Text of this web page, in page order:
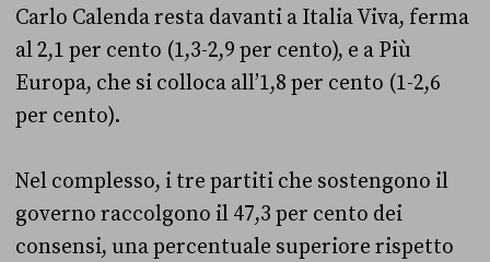
Carlo Calenda resta davanti a Italia Viva, ferma
al 2,1 per cento (1,3-2,9 per cento), e a Più
Europa, che si colloca all’1,8 per cento (1-2,6
per cento).
Nel complesso, i tre partiti che sostengono il
governo raccolgono il 47,3 per cento dei
consensi, una percentuale superiore rispetto